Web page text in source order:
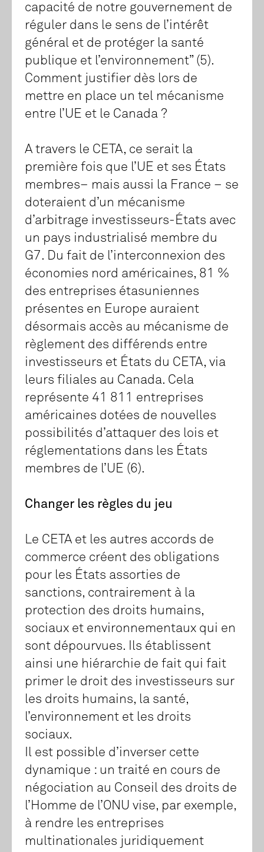
capacité de notre gouvernement de
réguler dans le sens de l’intérêt
général et de protéger la santé
publique et l’environnement” (5).
Comment justifier dès lors de
mettre en place un tel mécanisme
entre l’UE et le Canada ?
A travers le CETA, ce serait la
première fois que l’UE et ses États
membres– mais aussi la France – se
doteraient d’un mécanisme
d’arbitrage investisseurs-États avec
un pays industrialisé membre du
G7. Du fait de l’interconnexion des
économies nord américaines, 81 %
des entreprises étasuniennes
présentes en Europe auraient
désormais accès au mécanisme de
règlement des différends entre
investisseurs et États du CETA, via
leurs filiales au Canada. Cela
représente 41 811 entreprises
américaines dotées de nouvelles
possibilités d’attaquer des lois et
réglementations dans les États
membres de l’UE (6).
Changer les règles du jeu
Le CETA et les autres accords de
commerce créent des obligations
pour les États assorties de
sanctions, contrairement à la
protection des droits humains,
sociaux et environnementaux qui en
sont dépourvues. Ils établissent
ainsi une hiérarchie de fait qui fait
primer le droit des investisseurs sur
les droits humains, la santé,
l’environnement et les droits
sociaux.
Il est possible d’inverser cette
dynamique : un traité en cours de
négociation au Conseil des droits de
l’Homme de l’ONU vise, par exemple,
à rendre les entreprises
multinationales juridiquement